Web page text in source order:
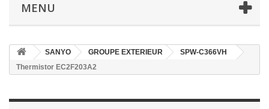
MENU
SANYO GROUPE EXTERIEUR
SPW-C366VH
Thermistor EC2F203A2